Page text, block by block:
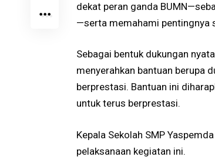
dekat peran ganda
—serta memahami pentingnya
Sebagai bentuk dukungan
menyerahkan bantuan berupa
berprestasi. Bantuan ini
untuk terus berprestasi.
Kepala Sekolah SMP
pelaksanaan kegiatan ini.